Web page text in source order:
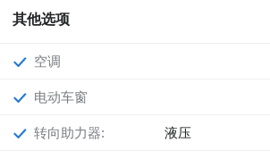
其他选项
空调
电动车窗
转向助力器: 液压